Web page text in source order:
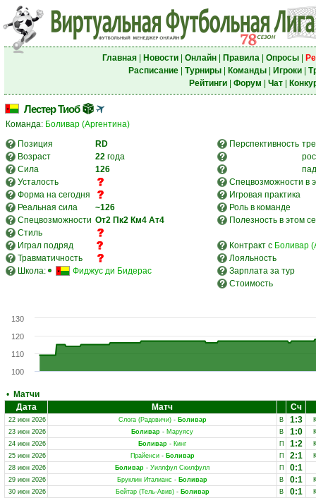
Главная| Новости| Онлайн| Правила| Опросы|
Расписание| Турниры| Команды| Игроки|
Рейтинги| Форум Чат|
Лестер Тиоб
Команда: Боливар (Аргентина)
Позиция
RD Перспективность
Возраст
22 года
Сила
126
Усталость
Спецвозможности в
Форма на сегодня
Игровая практика
Реальная сила
~126
Роль в команде
Спецвозможности От2 Пк2 Км4 Ат4
Полезность в этом
Стиль
Играл подряд
Контракт с Боливар
Травматичность
Лояльность
Школа:
Фиджус ди Бидерас
Зарплата за тур
Стоимость
100
110
120
130
• Матчи
Дата
Матч Сч
22 июн 2026 Слога (Радовичи)- Боливар В 1:3
23 июн 2026
Боливар - Маруясу В 1:0
24 июн 2026
Боливар - Кинг П 1:2
25 июн 2026
Прайенси- Боливар П 2:1
28 июн 2026
Боливар - Уиллфул Скилфулл П 0:1
29 июн 2026 Бруклин Италианс - Боливар В 0:1
30 июн 2026
Бейтар (Тель-Авив)- Боливар В 0:1